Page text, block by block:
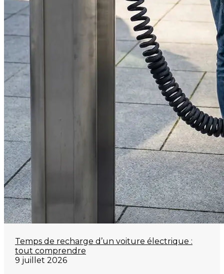
Temps de recharge d’un voiture électrique :
tout comprendre
9 juillet 2026